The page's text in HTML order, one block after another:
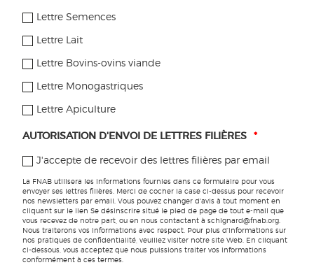
VISITER
Site animé par
Lettre Semences
Lettre Lait
Lettre Bovins-ovins viande
Lettre Monogastriques
Lettre Apiculture
AUTORISATION D'ENVOI DE LETTRES FILIÈRES *
J'accepte de recevoir des lettres filières par email
La FNAB utilisera les informations fournies dans ce formulaire pour vous
envoyer ses lettres filières. Merci de cocher la case ci-dessus pour recevoir
nos newsletters par email. Vous pouvez changer d'avis à tout moment en
cliquant sur le lien Se désinscrire situé le pied de page de tout e-mail que
vous recevez de notre part, ou en nous contactant à schignard@fnab.org.
Nous traiterons vos informations avec respect. Pour plus d'informations sur
nos pratiques de confidentialité, veuillez visiter notre site Web. En cliquant
ci-dessous, vous acceptez que nous puissions traiter vos informations
conformément à ces termes.